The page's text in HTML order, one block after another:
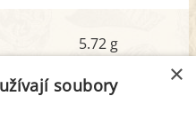
5.72 g
0.57 g
×
soubory